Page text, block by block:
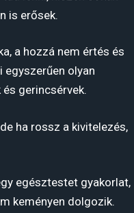
is erősek.
a hozzá nem értés és
egyszerűen olyan
gerincsérvek.
ha rossz a kivitelezés,
egésztestet gyakorlat,
keményen dolgozik.